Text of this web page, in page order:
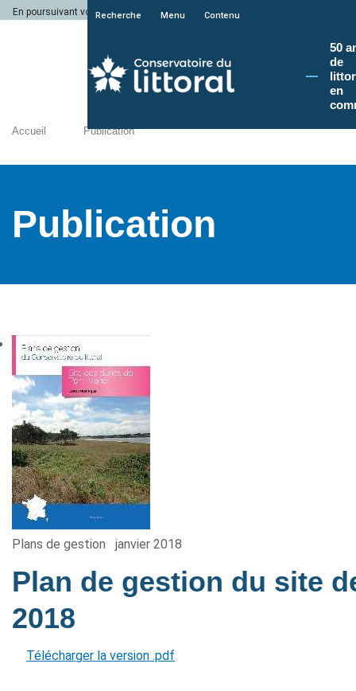
En poursuivant votre navigation sur le site du Conservatoire du littoral, vous
Recherche Menu Contenu
50
de
en
Accueil Publication
Publication
Plans de gestion janvier 2018
Plan de gestion du site
2018
Télécharger la version .pdf